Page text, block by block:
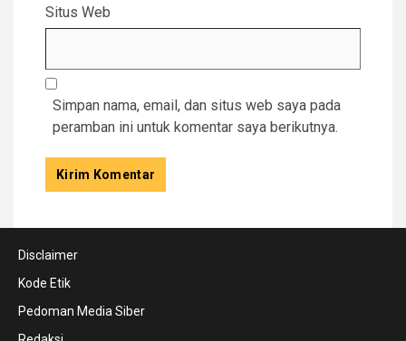
Situs Web
Simpan nama, email, dan situs web saya pada
peramban ini untuk komentar saya berikutnya.
Disclaimer
Kode Etik
Pedoman Media Siber